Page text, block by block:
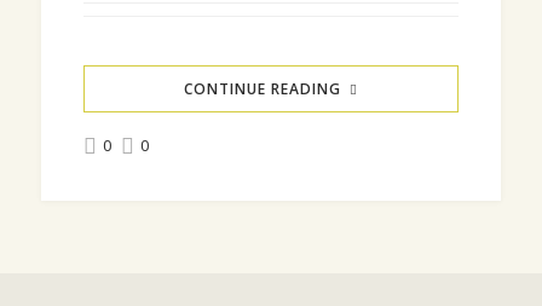
CONTINUE READING
0 0